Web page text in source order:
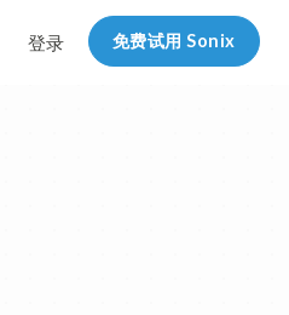
登录 免费试用 Sonix